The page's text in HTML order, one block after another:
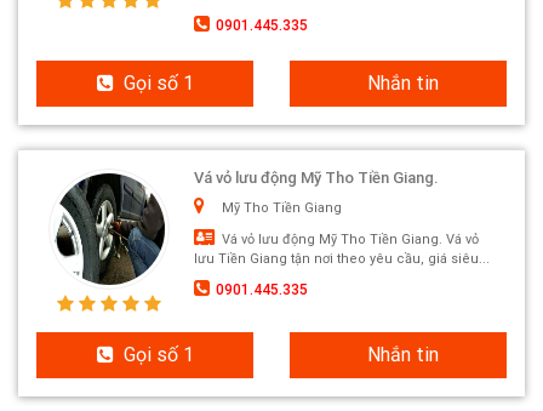
0901.445.335
Gọi số 1 Nhắn tin
Vá vỏ lưu động Mỹ Tho Tiền Giang.
Mỹ Tho Tiền Giang
Vá vỏ lưu động Mỹ Tho Tiền Giang. Vá vỏ
lưu Tiền Giang tận nơi theo yêu cầu, giá siêu...
0901.445.335
Gọi số 1 Nhắn tin